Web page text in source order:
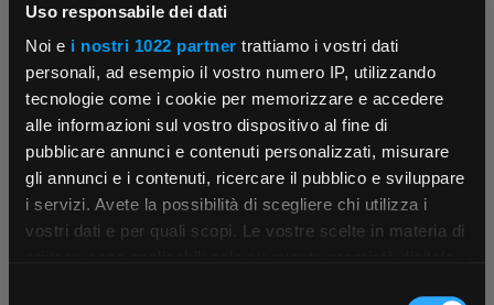
Uso responsabile dei dati
Noi e i nostri 1022 partner trattiamo i vostri dati
personali, ad esempio il vostro numero IP, utilizzando
tecnologie come i cookie per memorizzare e accedere
alle informazioni sul vostro dispositivo al fine di
pubblicare annunci e contenuti personalizzati, misurare
gli annunci e i contenuti, ricercare il pubblico e sviluppare
i servizi. Avete la possibilità di scegliere chi utilizza i
vostri dati e per quali scopi. Le vostre scelte in materia di
×
Contattaci
Parla con il customer care dedicato
Fissa una consulenza
Ti affiancheremo passo dopo passo